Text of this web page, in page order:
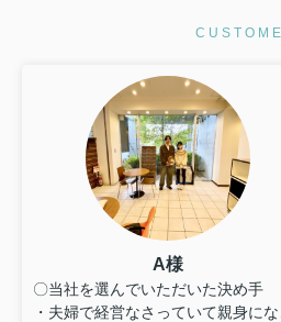
A様
〇当社を選んでいただいた決め手
・夫婦で経営なさっていて親身にな